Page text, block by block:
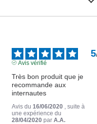
5
Avis vérifié
Très bon produit que je
recommande aux
internautes
Avis du 16/06/2020
, suite à
une expérience du
28/04/2020 parA.A.